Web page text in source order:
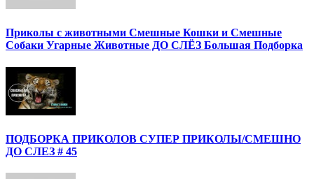
Приколы с животными Смешные Кошки и Смешные
Собаки Угарные Животные ДО СЛЁЗ Большая Подборка
ПОДБОРКА ПРИКОЛОВ СУПЕР ПРИКОЛЫ/СМЕШНО
ДО СЛЕЗ # 45